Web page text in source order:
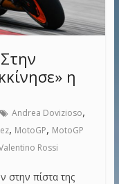
η
Andrea Dovizioso,
, MotoGP, MotoGP
Rossi
στην πίστα της